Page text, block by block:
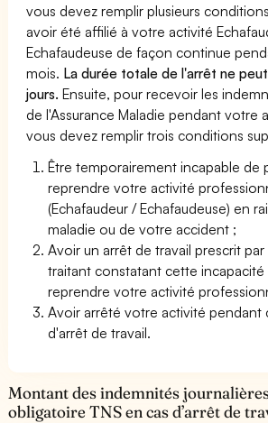
vous devez remplir plusieurs
avoir été affilié à votre activité
Echafaudeuse de façon continue
mois. La durée totale de l'arrêt ne
jours. Ensuite, pour recevoir les
de l'Assurance Maladie pendant votre
vous devez remplir trois conditions
Être temporairement incapable de
reprendre votre activité
(Echafaudeur / Echafaudeuse) en
maladie ou de votre accident ;
Avoir un arrêt de travail prescrit
traitant constatant cette incapacité
reprendre votre activité
Avoir arrêté votre activité pendant
d'arrêt de travail.
Montant des indemnités
obligatoire TNS en cas d’arrêt de